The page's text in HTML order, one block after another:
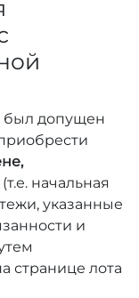
был допущен
(т.е. начальная
указанные
и
странице лота